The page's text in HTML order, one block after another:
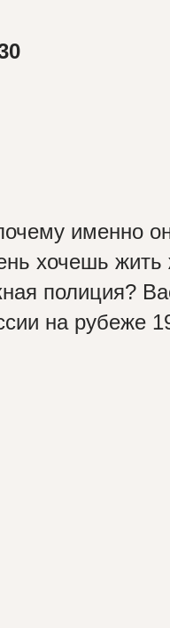
именно
хочешь жить
полиция?
на рубеже